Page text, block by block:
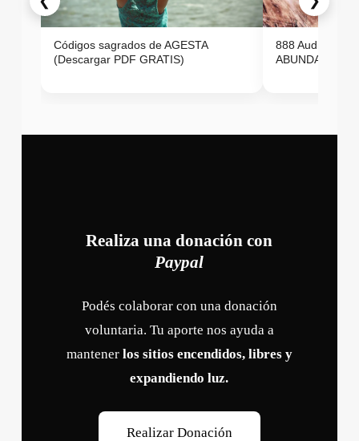
Códigos sagrados de AGESTA
(Descargar PDF GRATIS)
888 Audio
ABUNDANCIA
Realiza una donación con
Paypal
Podés colaborar con una donación
voluntaria. Tu aporte nos ayuda a
mantener los sitios encendidos, libres y
expandiendo luz.
Realizar Donación